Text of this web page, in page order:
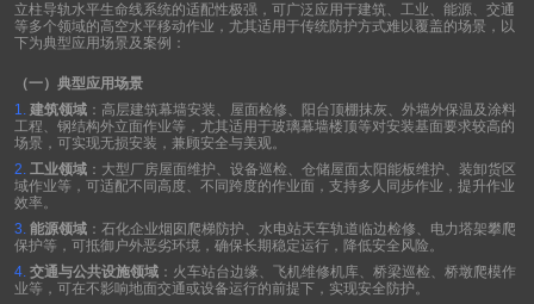
立柱导轨水平生命线系统的适配性极强，可广泛应用于建筑、工业、能源、交通
等多个领域的高空水平移动作业，尤其适用于传统防护方式难以覆盖的场景，以
下为典型应用场景及案例：
（一）典型应用场景
1. 建筑领域 ：高层建筑幕墙安装、屋面检修、阳台顶棚抹灰、外墙外保温及涂料
工程、钢结构外立面作业等，尤其适用于玻璃幕墙楼顶等对安装基面要求较高的
场景，可实现无损安装，兼顾安全与美观。
2. 工业领域 ：大型厂房屋面维护、设备巡检、仓储屋面太阳能板维护、装卸货区
域作业等，可适配不同高度、不同跨度的作业面，支持多人同步作业，提升作业
效率。
3. 能源领域 ：石化企业烟囱爬梯防护、水电站天车轨道临边检修、电力塔架攀爬
保护等，可抵御户外恶劣环境，确保长期稳定运行，降低安全风险。
4. 交通与公共设施领域 ：火车站台边缘、飞机维修机库、桥梁巡检、桥墩爬模作
业等，可在不影响地面交通或设备运行的前提下，实现安全防护。